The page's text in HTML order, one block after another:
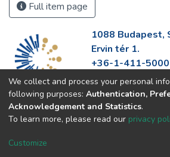
Full item page
1088 Budapest,
Ervin tér 1.
+36-1-411-5000
info@fszek.hu
https://fszek.hu
We collect and process your personal
following purposes: Authentication,
Acknowledgement and Statistics.
To learn more, please read our privacy
Customize